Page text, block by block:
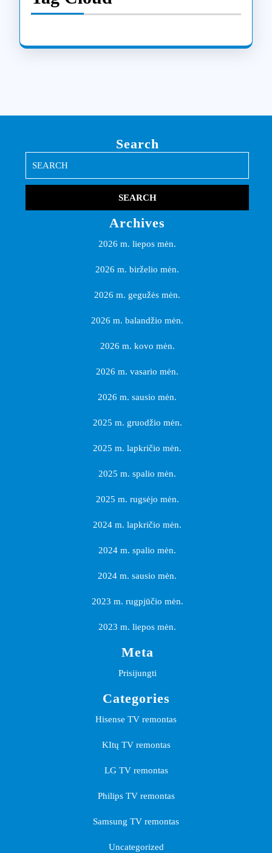
Search
for:
Archives
2026 m. liepos mėn.
2026 m. birželio mėn.
2026 m. gegužės mėn.
2026 m. balandžio mėn.
2026 m. kovo mėn.
2026 m. vasario mėn.
2026 m. sausio mėn.
2025 m. gruodžio mėn.
2025 m. lapkričio mėn.
2025 m. spalio mėn.
2025 m. rugsėjo mėn.
2024 m. lapkričio mėn.
2024 m. spalio mėn.
2024 m. sausio mėn.
2023 m. rugpjūčio mėn.
2023 m. liepos mėn.
Meta
Prisijungti
Categories
Hisense TV remontas
KItų TV remontas
LG TV remontas
Philips TV remontas
Samsung TV remontas
Uncategorized